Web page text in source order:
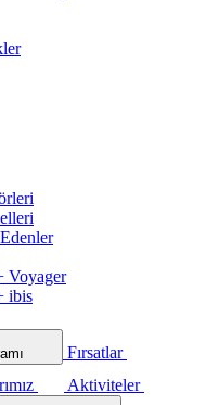
Voyager
ibis
Fırsatlar
Aktiviteler